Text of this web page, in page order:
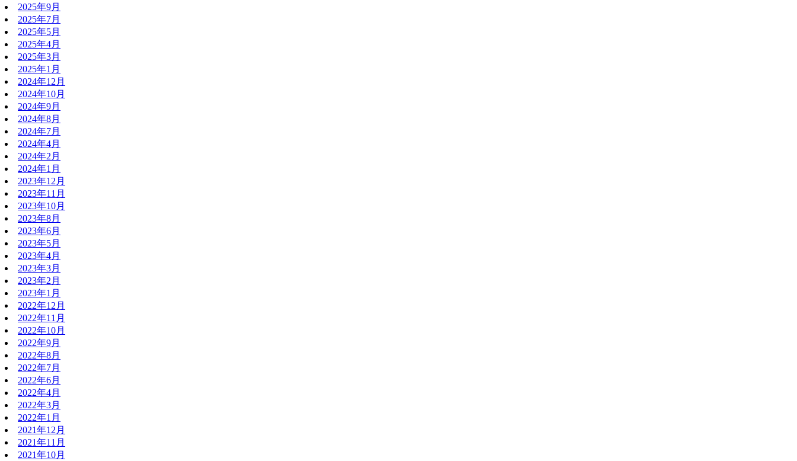
2025年9月
2025年7月
2025年5月
2025年4月
2025年3月
2025年1月
2024年12月
2024年10月
2024年9月
2024年8月
2024年7月
2024年4月
2024年2月
2024年1月
2023年12月
2023年11月
2023年10月
2023年8月
2023年6月
2023年5月
2023年4月
2023年3月
2023年2月
2023年1月
2022年12月
2022年11月
2022年10月
2022年9月
2022年8月
2022年7月
2022年6月
2022年4月
2022年3月
2022年1月
2021年12月
2021年11月
2021年10月